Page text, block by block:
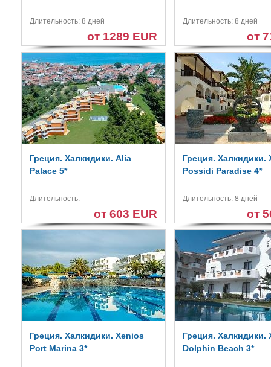
Длительность: 8 дней
от 1289 EUR
Длительность: 8 дней
от
Греция. Халкидики. Alia
Palace 5*
Длительность:
от 603 EUR
Греция. Халкидики.
Possidi Paradise 4*
Длительность: 8 дней
от
Греция. Халкидики. Xenios
Port Marina 3*
Греция. Халкидики.
Dolphin Beach 3*